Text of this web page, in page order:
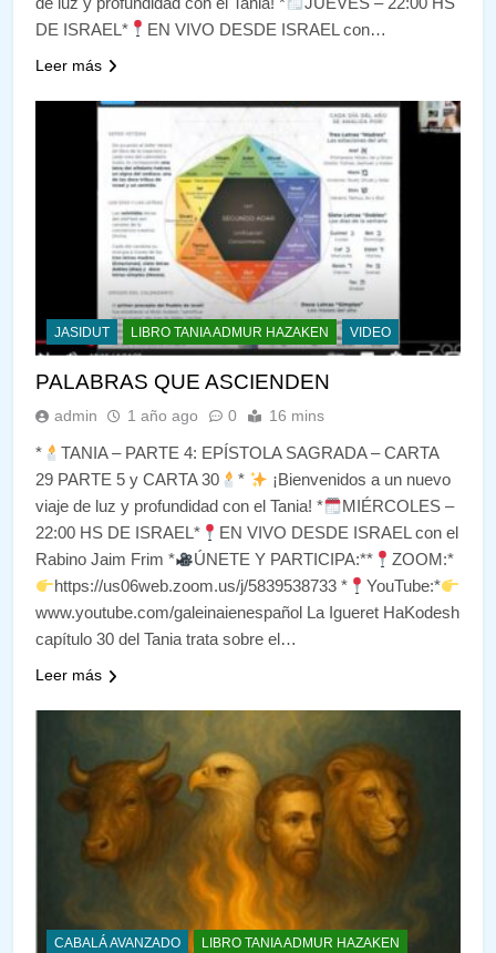
DE ISRAEL*
EN VIVO DESDE ISRAEL con…
Leer más
JASIDUT LIBRO TANIA ADMUR HAZAKEN VIDEO
PALABRAS QUE ASCIENDEN
admin 1 año ago 0 16 mins
*
TANIA – PARTE 4: EPÍSTOLA SAGRADA – CARTA
29 PARTE 5 y CARTA 30
*
¡Bienvenidos a un nuevo
viaje de luz y profundidad con el Tania! *
MIÉRCOLES –
22:00 HS DE ISRAEL*
EN VIVO DESDE ISRAEL con el
Rabino Jaim Frim *
ÚNETE Y PARTICIPA:**
ZOOM:*
https://us06web.zoom.us/j/5839538733 *
YouTube:*
www.youtube.com/galeinaienespañol La Igueret HaKodesh
capítulo 30 del Tania trata sobre el…
Leer más
CABALÁ AVANZADO LIBRO TANIA ADMUR HAZAKEN